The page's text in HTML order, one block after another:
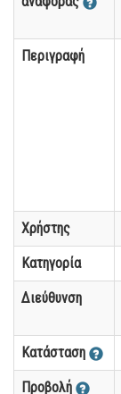
Περιγραφή
Χρήστης
Κατηγορία
Διεύθυνση
Κατάσταση
Προβολή